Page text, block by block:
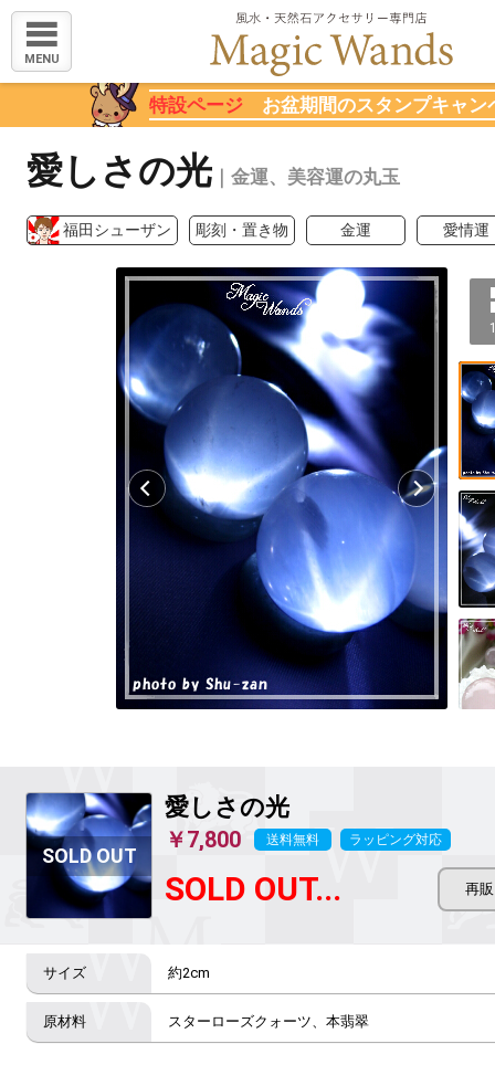
MENU
特設ページ お盆期間のスタンプキャン
愛しさの光 ｜金運、美容運の丸玉
福田シューザン 彫刻・置き物 金運 愛情運
愛しさの光
￥7,800 送料無料 ラッピング対応
SOLD OUT...
約2cm
スターローズクォーツ、本翡翠